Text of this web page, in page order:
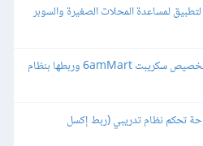
بناء نسخة أولية لتطبيق لمساعدة المحلات الصغيرة والسوبر
وبوابات الدفع في مصر